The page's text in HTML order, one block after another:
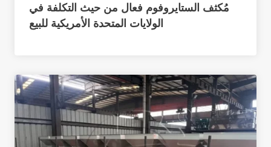
مُكثف الستايروفوم فعال من حيث التكلفة في
الولايات المتحدة الأمريكية للبيع